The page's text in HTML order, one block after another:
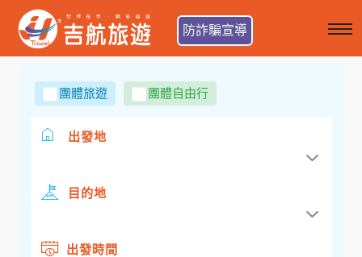
防詐騙宣導
團體旅遊 團體自由行
出發地
目的地
出發時間